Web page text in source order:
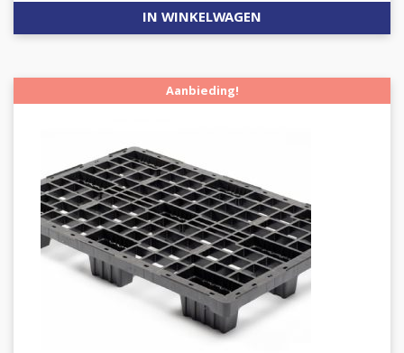
IN WINKELWAGEN
Aanbieding!